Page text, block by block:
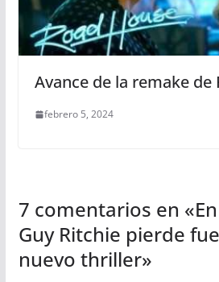
Avance de la remake de
febrero 5, 2024
7 comentarios en «
Guy Ritchie pierde
nuevo thriller»